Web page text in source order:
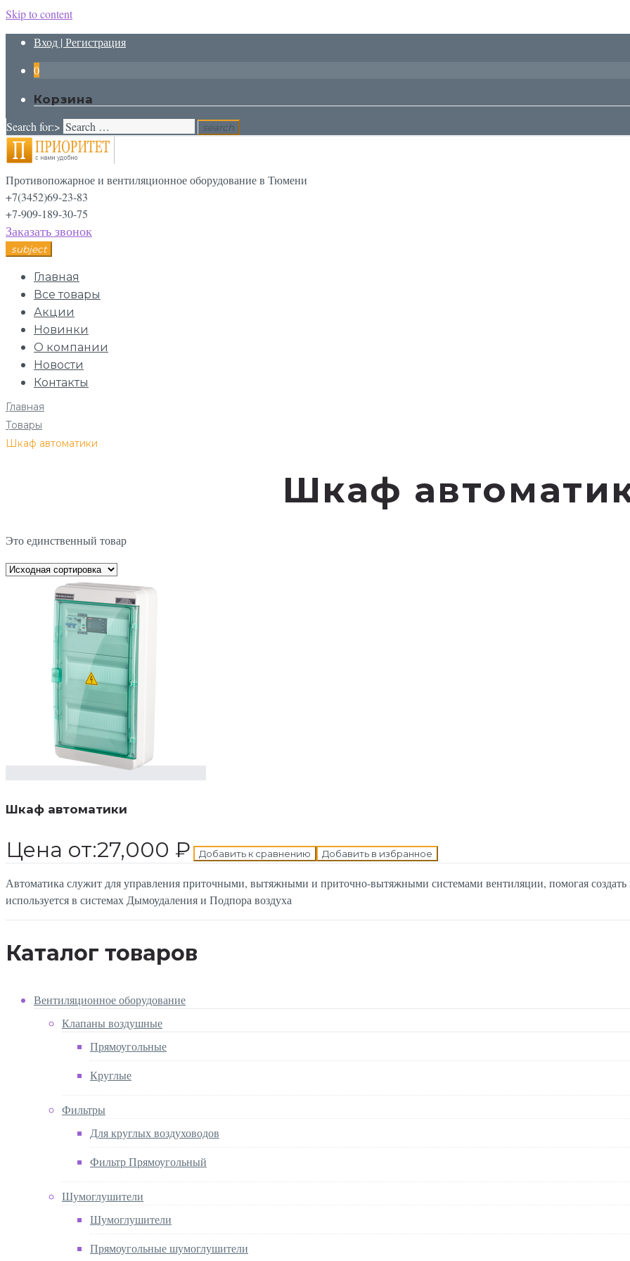
Skip to content
Вход | Регистрация
0
Корзина
Search for:> search
Противопожарное и вентиляционное оборудование в Тюмени
+7(3452)69-23-83
+7-909-189-30-75
Заказать звонок
subject
Главная
Все товары
Акции
Новинки
О компании
Новости
Контакты
Главная
/
Товары
/
Шкаф автоматики
Шкаф
Это единственный товар
Шкаф автоматики
Цена от:27,000 ₽ Добавить к сравнению Добавить в избранное
Автоматика служит для управления приточными, вытяжными и приточно-вытяжными системами вентиляции, помогая
используется в системах Дымоудаления и Подпора воздуха
Каталог товаров
Вентиляционное оборудование
Клапаны воздушные
Прямоугольные
Круглые
Фильтры
Для круглых воздуховодов
Фильтр Прямоугольный
Шумоглушители
Шумоглушители
Прямоугольные шумоглушители